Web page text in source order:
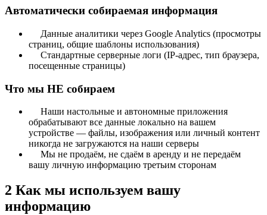
Автоматически собираемая информация
Данные аналитики через Google Analytics (просмотры
страниц, общие шаблоны использования)
Стандартные серверные логи (IP-адрес, тип браузера,
посещенные страницы)
Что мы НЕ собираем
Наши настольные и автономные приложения
обрабатывают все данные локально на вашем
устройстве — файлы, изображения или личный контент
никогда не загружаются на наши серверы
Мы не продаём, не сдаём в аренду и не передаём
вашу личную информацию третьим сторонам
2 Как мы используем вашу
информацию